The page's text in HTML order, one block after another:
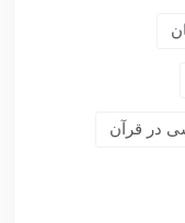
در قرآن